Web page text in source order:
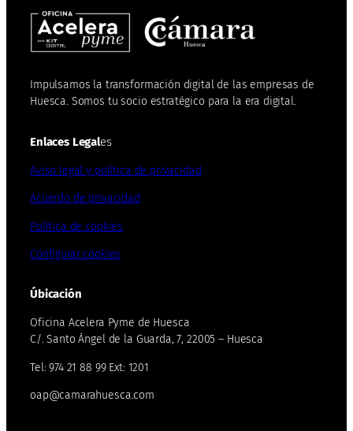
Impulsamos la transformación digital de las empresas de
Huesca. Somos tu socio estratégico para la era digital.
Enlaces Legales
Aviso legal y política de privacidad
Acuerdo de privacidad
Política de cookies
Configurar cookies
Úbicación
Oficina Acelera Pyme de Huesca
C/. Santo Ángel de la Guarda, 7, 22005 – Huesca
Tel: 974 21 88 99 Ext: 1201
oap@camarahuesca.com